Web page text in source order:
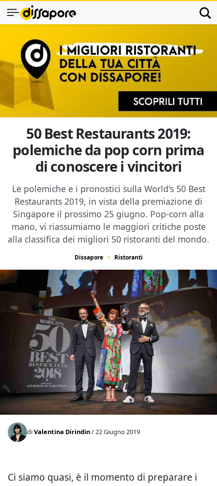
50 Best Restaurants 2019:
polemiche da pop corn prima
di conoscere i vincitori
Le polemiche e i pronostici sulla World's 50 Best
Restaurants 2019, in vista della premiazione di
Singapore il prossimo 25 giugno. Pop-corn alla
mano, vi riassumiamo le maggiori critiche poste
alla classifica dei migliori 50 ristoranti del mondo.
Dissapore Ristoranti
diValentina Dirindin/ 22 Giugno 2019
Ci siamo quasi, è il momento di preparare i